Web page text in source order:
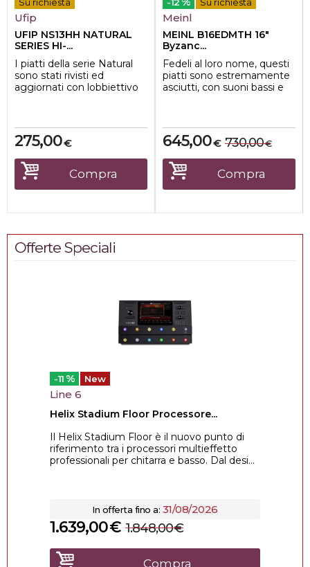
Ufip
UFIP NS13HH NATURAL
SERIES HI-...
I piatti della serie Natural
sono stati rivisti ed
aggiornati con lobbiettivo
€
275,00
Compra
Meinl
MEINL B16EDMTH 16"
Byzanc...
Fedeli al loro nome, questi
piatti sono estremamente
asciutti, con suoni bassi e
€
645,00 €
730,00
Compra
Offerte Speciali
-11 % New
Line 6
Helix Stadium Floor Processore...
Il Helix Stadium Floor è il nuovo punto di
riferimento tra i processori multieffetto
professionali per chitarra e basso. Dal desi...
In offerta fino a: 31/08/2026
€
1.639,00 €
1.848,00
Compra